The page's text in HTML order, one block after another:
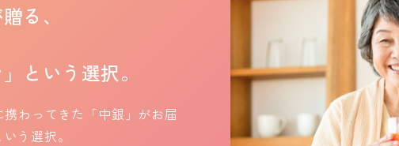
る、
という選択。
わってきた「中銀」がお届
う選択。